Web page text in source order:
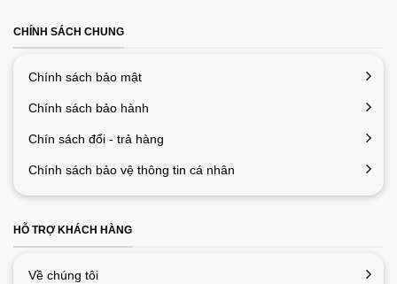
CHÍNH SÁCH CHUNG
Chính sách bảo mật
Chính sách bảo hành
Chín sách đổi - trả hàng
Chính sách bảo vệ thông tin cá nhân
HỖ TRỢ KHÁCH HÀNG
Về chúng tôi